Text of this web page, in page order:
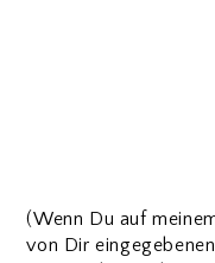
(Wenn Du auf
von Dir